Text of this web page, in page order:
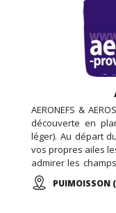
AERONEFS &
découverte en
léger). Au départ
vos propres ailes
admirer les
le lac Sainte-
apercevant les
PUIMOISSON